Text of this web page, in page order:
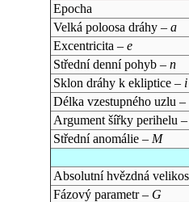
Epocha
Velká poloosa dráhy – a
Excentricita – e
Střední denní pohyb – n
Sklon dráhy k ekliptice – i
Délka vzestupného uzlu –
Argument šířky perihelu
Střední anomálie – M
Absolutní hvězdná
Fázový parametr – G